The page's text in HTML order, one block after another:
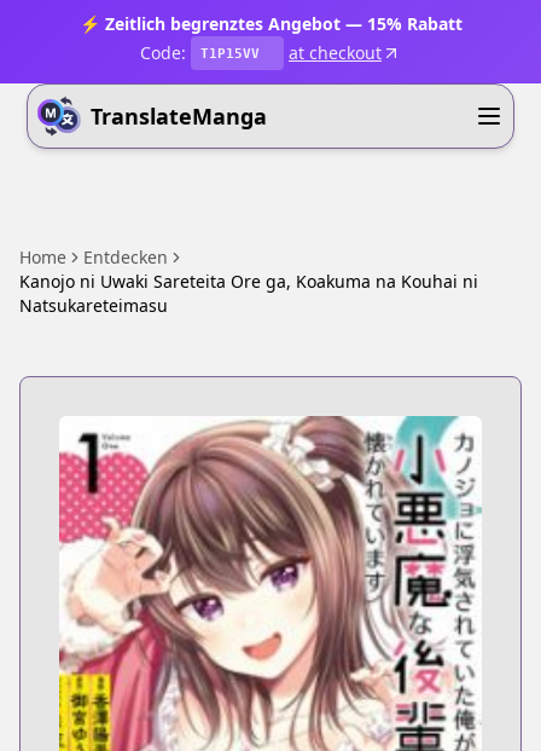
⚡ Zeitlich begrenztes Angebot — 15% Rabatt
Code:
T1P15VV at checkout
TranslateManga
Home
Entdecken
Kanojo ni Uwaki Sareteita Ore ga, Koakuma na Kouhai ni
Natsukareteimasu